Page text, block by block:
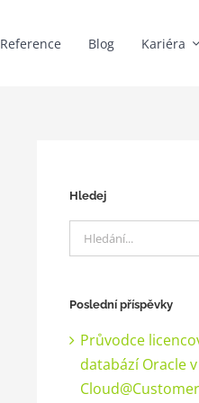
Reference Blog Kariéra
Hledej
Hledat:
Poslední příspěvky
Průvodce
databází Oracle v
Cloud@Customer